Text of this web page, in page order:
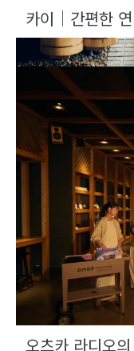
카이│간편한
오츠카 라디오